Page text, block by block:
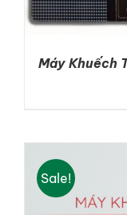
Máy Khuếch
Sale!